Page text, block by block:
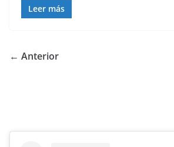
Leer más
← Anterior